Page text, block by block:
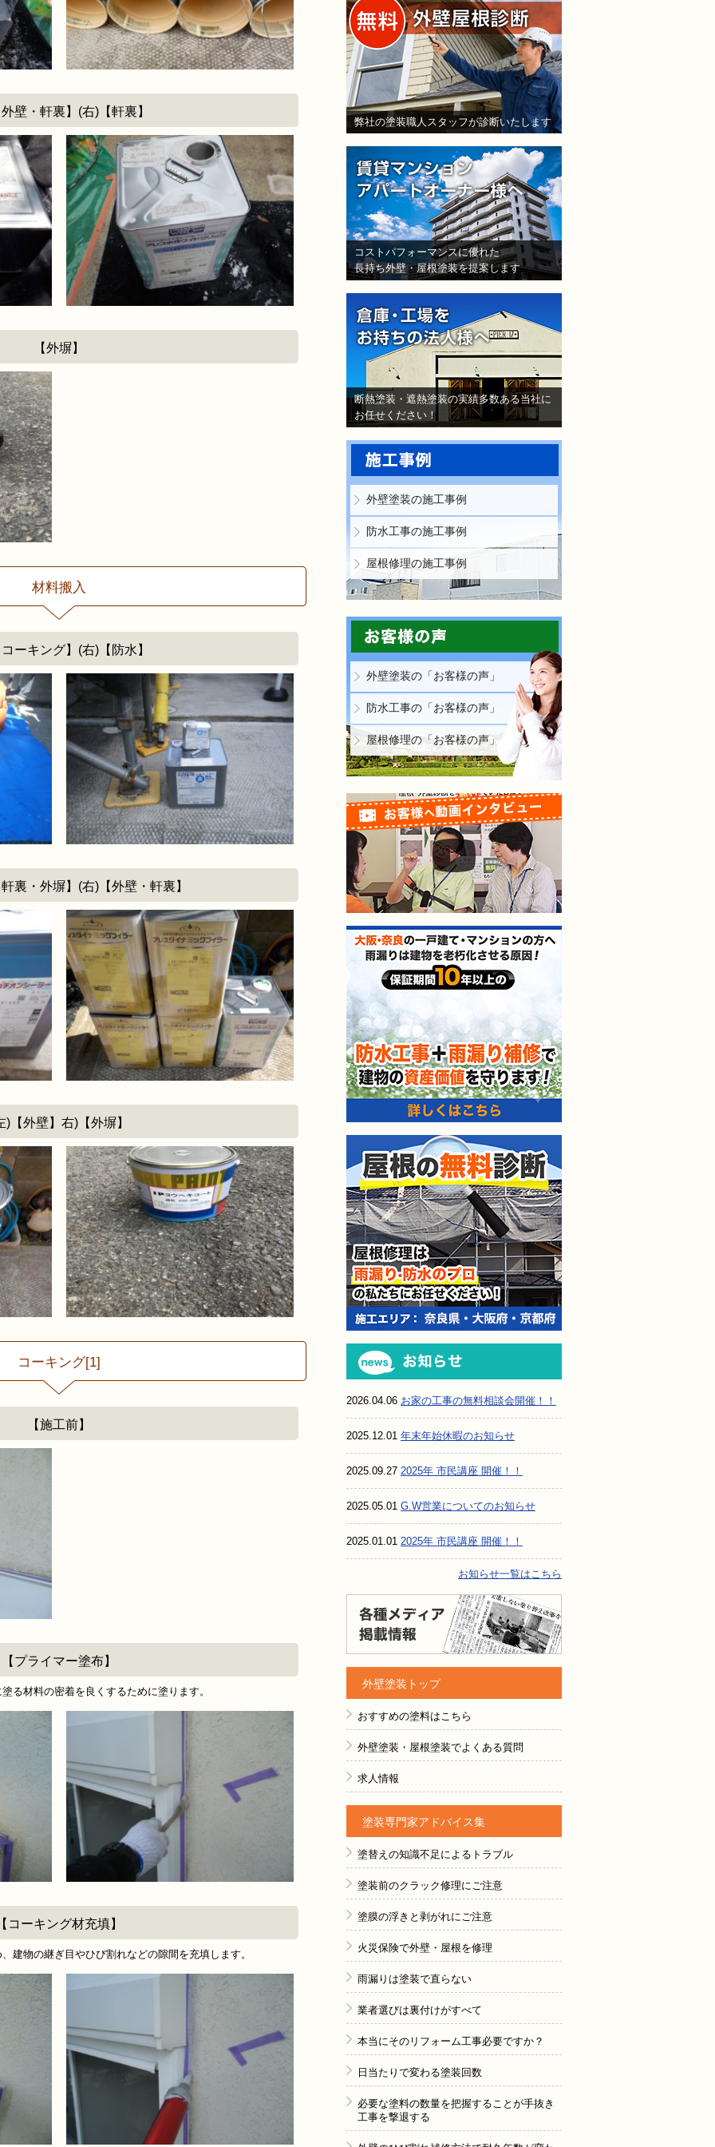
壁・軒裏】(右)【軒裏】
【外塀】
材料搬入
ーキング】(右)【防水】
裏・外塀】(右)【外壁・軒裏】
)【外壁】右)【外塀】
コーキング[1]
【施工前】
【プライマー塗布】
る材料の密着を良くするために塗ります。
コーキング材充填】
建物の継ぎ目やひび割れなどの隙間を充填します。
弊社の塗装職人スタッフが診断いたします
コストパフォーマンスに優れた
長持ち外壁・屋根塗装を提案します
断熱塗装・遮熱塗装の実績多数ある当社に
お任せください！
外壁塗装の施工事例
防水工事の施工事例
屋根修理の施工事例
外壁塗装の「お客様の声」
防水工事の「お客様の声」
屋根修理の「お客様の声」
2026.04.06 お家の工事の無料相談会開催！！
2025.12.01 年末年始休暇のお知らせ
2025.09.27 2025年 市民講座 開催！！
2025.05.01 G.W営業についてのお知らせ
2025.01.01 2025年 市民講座 開催！！
お知らせ一覧はこちら
外壁塗装トップ
おすすめの塗料はこちら
外壁塗装・屋根塗装でよくある質問
求人情報
塗装専門家アドバイス集
塗替えの知識不足によるトラブル
塗装前のクラック修理にご注意
塗膜の浮きと剥がれにご注意
火災保険で外壁・屋根を修理
雨漏りは塗装で直らない
業者選びは裏付けがすべて
本当にそのリフォーム工事必要ですか？
日当たりで変わる塗装回数
必要な塗料の数量を把握することが手抜き
工事を撃退する